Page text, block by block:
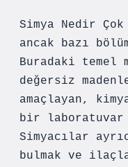
Simya Nedir
ancak bazı
Buradaki temel
değersiz
amaçlayan,
bir
Simyacılar
bulmak ve